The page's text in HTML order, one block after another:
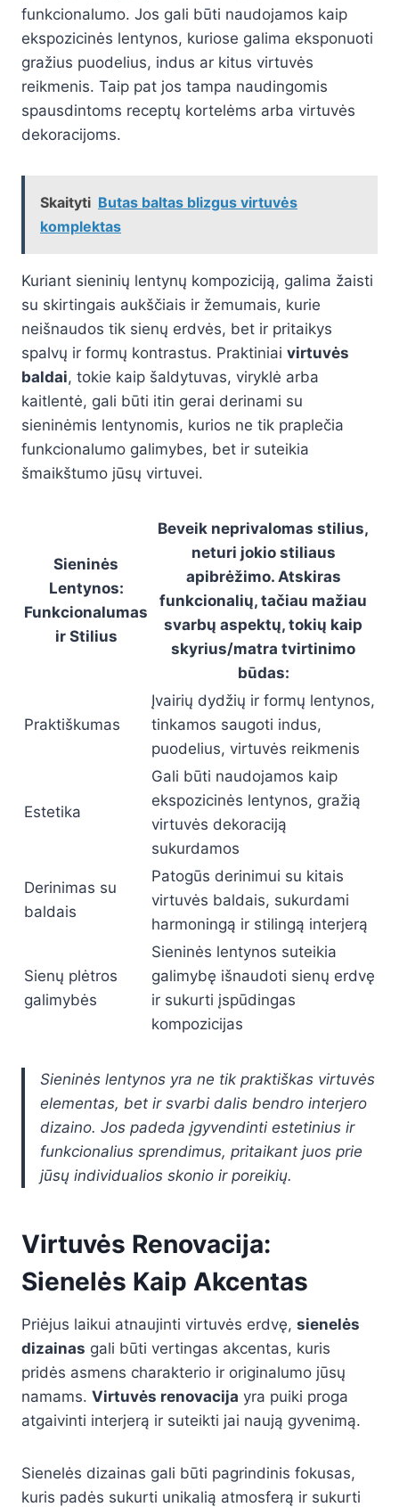
funkcionalumo. Jos gali būti naudojamos kaip
ekspozicinės lentynos, kuriose galima eksponuoti
gražius puodelius, indus ar kitus virtuvės
reikmenis. Taip pat jos tampa naudingomis
spausdintoms receptų kortelėms arba virtuvės
dekoracijoms.
Skaityti Butas baltas blizgus virtuvės
komplektas
Kuriant sieninių lentynų kompoziciją, galima žaisti
su skirtingais aukščiais ir žemumais, kurie
neišnaudos tik sienų erdvės, bet ir pritaikys
spalvų ir formų kontrastus. Praktiniai virtuvės
baldai, tokie kaip šaldytuvas, viryklė arba
kaitlentė, gali būti itin gerai derinami su
sieninėmis lentynomis, kurios ne tik praplečia
funkcionalumo galimybes, bet ir suteikia
šmaikštumo jūsų virtuvei.
Sieninės
Lentynos:
Funkcionalumas
ir Stilius
Beveik neprivalomas stilius,
neturi jokio stiliaus
apibrėžimo. Atskiras
funkcionalių, tačiau mažiau
svarbų aspektų, tokių kaip
skyrius/matra tvirtinimo
būdas:
Praktiškumas
Įvairių dydžių ir formų lentynos,
tinkamos saugoti indus,
puodelius, virtuvės reikmenis
Estetika
Gali būti naudojamos kaip
ekspozicinės lentynos, gražią
virtuvės dekoraciją
sukurdamos
Derinimas su
baldais
Patogūs derinimui su kitais
virtuvės baldais, sukurdami
harmoningą ir stilingą interjerą
Sienų plėtros
galimybės
Sieninės lentynos suteikia
galimybę išnaudoti sienų erdvę
ir sukurti įspūdingas
kompozicijas
Sieninės lentynos yra ne tik praktiškas virtuvės
elementas, bet ir svarbi dalis bendro interjero
dizaino. Jos padeda įgyvendinti estetinius ir
funkcionalius sprendimus, pritaikant juos prie
jūsų individualios skonio ir poreikių.
Virtuvės Renovacija:
Sienelės Kaip Akcentas
Priėjus laikui atnaujinti virtuvės erdvę, sienelės
dizainas gali būti vertingas akcentas, kuris
pridės asmens charakterio ir originalumo jūsų
namams. Virtuvės renovacija yra puiki proga
atgaivinti interjerą ir suteikti jai naują gyvenimą.
Sienelės dizainas gali būti pagrindinis fokusas,
kuris padės sukurti unikalią atmosferą ir sukurti